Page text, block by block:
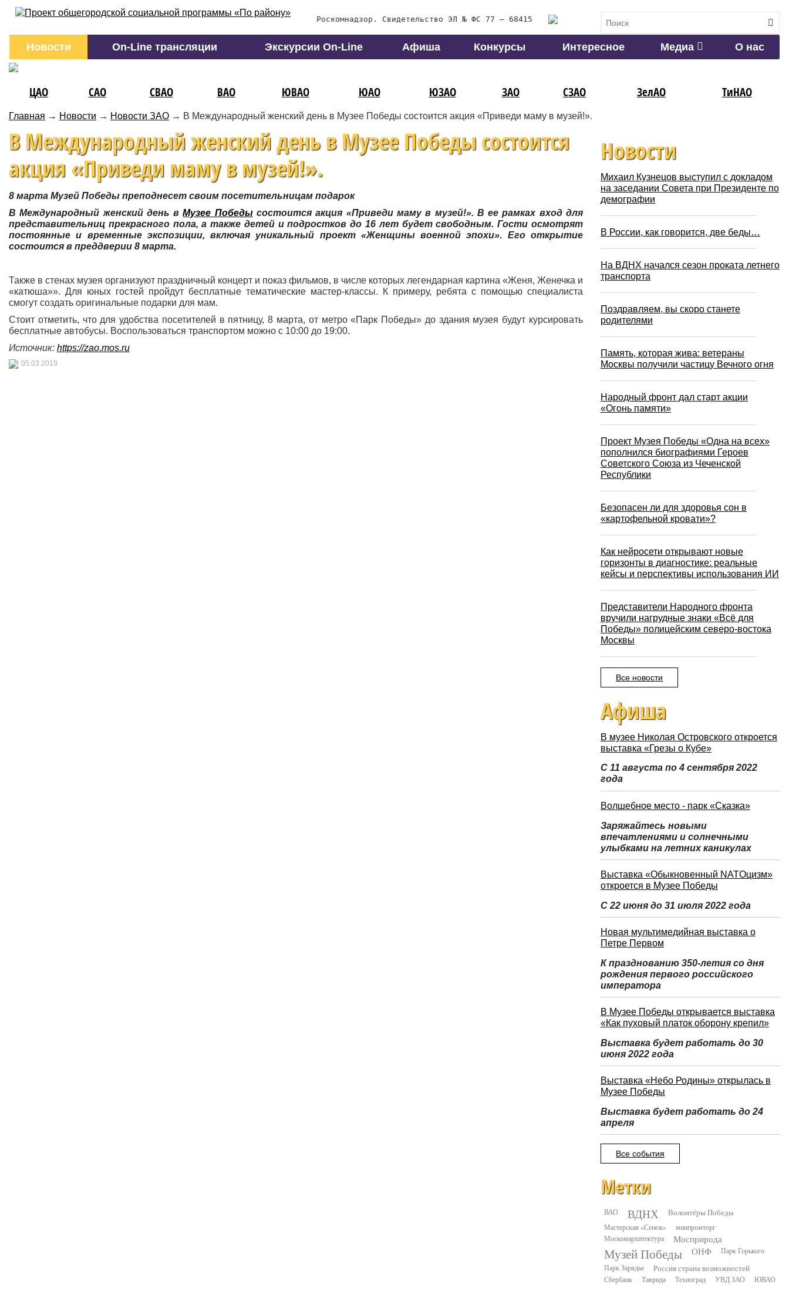
Роскомнадзор. Свидетельство ЭЛ № ФС 77 – 68415
Новости On-Line трансляции Экскурсии On-Line Афиша Конкурсы Интересное Медиа О нас
ЦАО САО СВАО ВАО ЮВАО ЮАО ЮЗАО ЗАО СЗАО ЗелАО ТиНАО
Главная → Новости → Новости ЗАО → В Международный женский день в Музее Победы состоится акция «Приведи маму в музей!».
В Международный женский день в Музее Победы состоится
акция «Приведи маму в музей!».
8 марта Музей Победы преподнесет своим посетительницам подарок
В Международный женский день вМузее Победысостоится акция «Приведи маму в музей!». В ее рамках вход для
представительниц прекрасного пола, а также детей и подростков до 16 лет будет свободным. Гости осмотрят
постоянные и временные экспозиции, включая уникальный проект «Женщины военной эпохи». Его открытие
состоится в преддверии 8 марта.
Также в стенах музея организуют праздничный концерт и показ фильмов, в числе которых легендарная картина «Женя, Женечка и
«катюша»». Для юных гостей пройдут бесплатные тематические мастер-классы. К примеру, ребята с помощью специалиста
смогут создать оригинальные подарки для мам.
Стоит отметить, что для удобства посетителей в пятницу, 8 марта, от метро «Парк Победы» до здания музея будут курсировать
бесплатные автобусы. Воспользоваться транспортом можно с 10:00 до 19:00.
Источник: https://zao.mos.ru
05.03.2019
Новости
Михаил Кузнецов выступил с докладом
на заседании Совета при Президенте по
демографии
В России, как говорится, две беды…
На ВДНХ начался сезон проката летнего
транспорта
Поздравляем, вы скоро станете
родителями
Память, которая жива: ветераны
Москвы получили частицу Вечного огня
Народный фронт дал старт акции
«Огонь памяти»
Проект Музея Победы «Одна на всех»
пополнился биографиями Героев
Советского Союза из Чеченской
Республики
Безопасен ли для здоровья сон в
«картофельной кровати»?
Как нейросети открывают новые
горизонты в диагностике: реальные
кейсы и перспективы использования ИИ
Представители Народного фронта
вручили нагрудные знаки «Всё для
Победы» полицейским северо-востока
Москвы
Все новости
Афиша
В музее Николая Островского откроется
выставка «Грезы о Кубе»
С 11 августа по 4 сентября 2022
года
Волшебное место - парк «Сказка»
Заряжайтесь новыми
впечатлениями и солнечными
улыбками на летних каникулах
Выставка «Обыкновенный NATOцизм»
откроется в Музее Победы
С 22 июня до 31 июля 2022 года
Новая мультимедийная выставка о
Петре Первом
К празднованию 350-летия со дня
рождения первого российского
императора
В Музее Победы открывается выставка
«Как пуховый платок оборону крепил»
Выставка будет работать до 30
июня 2022 года
Выставка «Небо Родины» открылась в
Музее Победы
Выставка будет работать до 24
апреля
Все события
Метки
ВАО ВДНХ Волонтёры Победы
Мастерская «Сенеж»
минпромторг
Москомархитектура
Мосприрода
Музей Победы ОНФ
Парк Горького
Парк Зарядье
Россия страна возможностей
Сбербанк Таврида Техноград УВД ЗАО ЮВАО